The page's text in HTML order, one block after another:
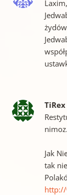
Laxim,
TiRex
Jak
tak